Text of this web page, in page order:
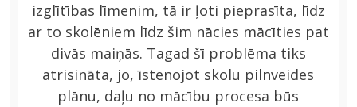
izglītības līmenim, tā ir ļoti pieprasīta, līdz
ar to skolēniem līdz šim nācies mācīties pat
divās maiņās. Tagad šī problēma tiks
atrisināta, jo, īstenojot skolu pilnveides
plānu, daļu no mācību procesa būs